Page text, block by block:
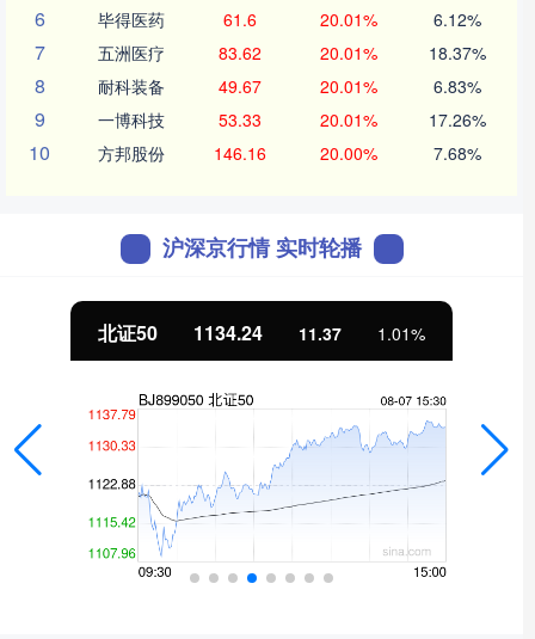
6 毕得医药 61.6 20.01% 6.12%
7 五洲医疗 83.62 20.01% 18.37%
8 耐科装备 49.67 20.01% 6.83%
9 一博科技 53.33 20.01% 17.26%
10 方邦股份 146.16 20.00% 7.68%
沪深京行情 实时轮播
北证50 1134.24 11.37 1.01%